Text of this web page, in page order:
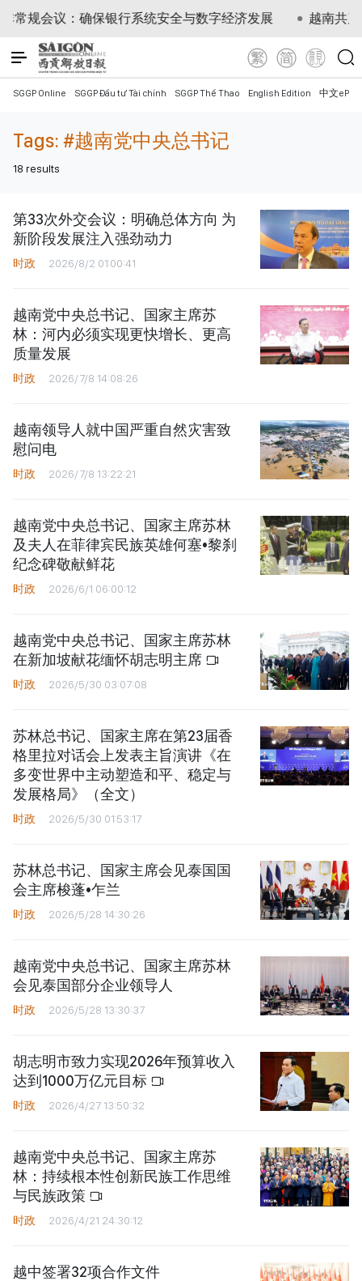
会议：确保银行系统安全与数字经济发展 越南共产党
SGGP Online SGGP Đầu tư Tài chính SGGP Thể Thao English Edition 中文
Tags: #越南党中央总书记
18 results
第33次外交会议：明确总体方向 为
新阶段发展注入强劲动力
时政 2026/8/2 01:00:41
越南党中央总书记、国家主席苏
林：河内必须实现更快增长、更高
质量发展
时政 2026/7/8 14:08:26
越南领导人就中国严重自然灾害致
慰问电
时政 2026/7/8 13:22:21
越南党中央总书记、国家主席苏林
及夫人在菲律宾民族英雄何塞•黎刹
纪念碑敬献鲜花
时政 2026/6/1 06:00:12
越南党中央总书记、国家主席苏林
在新加坡献花缅怀胡志明主席
时政 2026/5/30 03:07:08
苏林总书记、国家主席在第23届香
格里拉对话会上发表主旨演讲《在
多变世界中主动塑造和平、稳定与
发展格局》（全文）
时政 2026/5/30 01:53:17
苏林总书记、国家主席会见泰国国
会主席梭蓬•乍兰
时政 2026/5/28 14:30:26
越南党中央总书记、国家主席苏林
会见泰国部分企业领导人
时政 2026/5/28 13:30:37
胡志明市致力实现2026年预算收入
达到1000万亿元目标
时政 2026/4/27 13:50:32
越南党中央总书记、国家主席苏
林：持续根本性创新民族工作思维
与民族政策
时政 2026/4/21 24:30:12
越中签署32项合作文件